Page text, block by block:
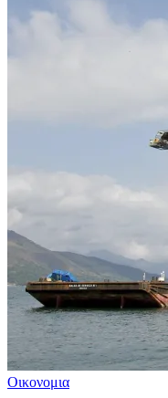
Οικονομια